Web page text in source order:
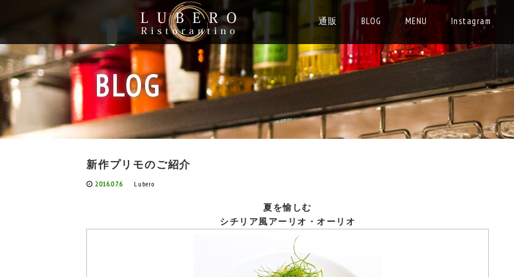
通販 BLOG MENU Instagram
BLOG
新作プリモのご紹介
2016.07.6 Lubero
夏を愉しむ
シチリア風アーリオ・オーリオ